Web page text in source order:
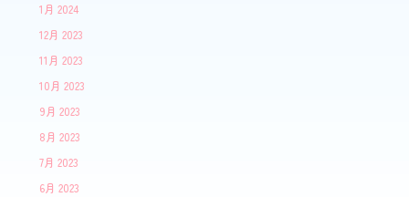
1月 2024
12月 2023
11月 2023
10月 2023
9月 2023
8月 2023
7月 2023
6月 2023